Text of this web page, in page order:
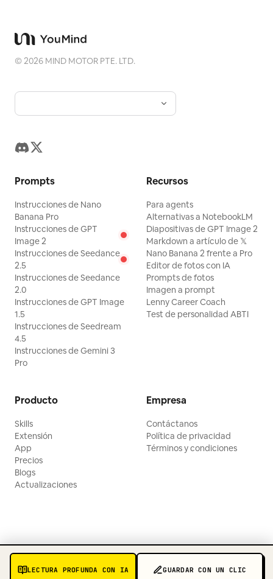
LECTURA PROFUNDA CON IA GUARDAR CON UN CLIC
©2026 MIND MOTOR PTE. LTD.
Prompts
Instrucciones de Nano
Banana Pro
Instrucciones de GPT
Image 2
Instrucciones de Seedance
2.5
Instrucciones de Seedance
2.0
Instrucciones de GPT Image
1.5
Instrucciones de Seedream
4.5
Instrucciones de Gemini 3
Pro
Recursos
Para agents
Alternativas a NotebookLM
Diapositivas de GPT Image 2
Markdown a artículo de 𝕏
Nano Banana 2 frente a Pro
Editor de fotos con IA
Prompts de fotos
Imagen a prompt
Lenny Career Coach
Test de personalidad ABTI
Producto
Skills
Extensión
App
Precios
Blogs
Actualizaciones
Empresa
Contáctanos
Política de privacidad
Términos y condiciones